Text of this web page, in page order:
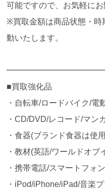
可能ですので、お気軽にお
※買取金額は商品状態・時
動いたします。
■買取強化品
・自転車/ロードバイク/電
・CD/DVD/レコード/マン
・食器(ブランド食器は使
・教材(英語/ワールドオブ
・携帯電話/スマートフォン
・iPod/iPhone/iPad/音楽